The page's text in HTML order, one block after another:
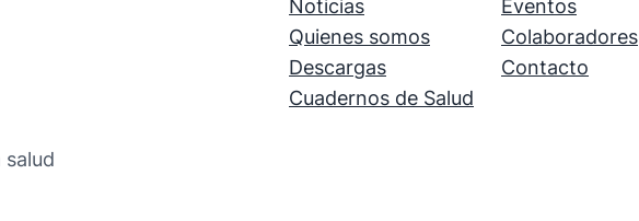
Noticias
Quienes somos
Descargas
Cuadernos de Salud
Eventos
Colaboradores
Contacto